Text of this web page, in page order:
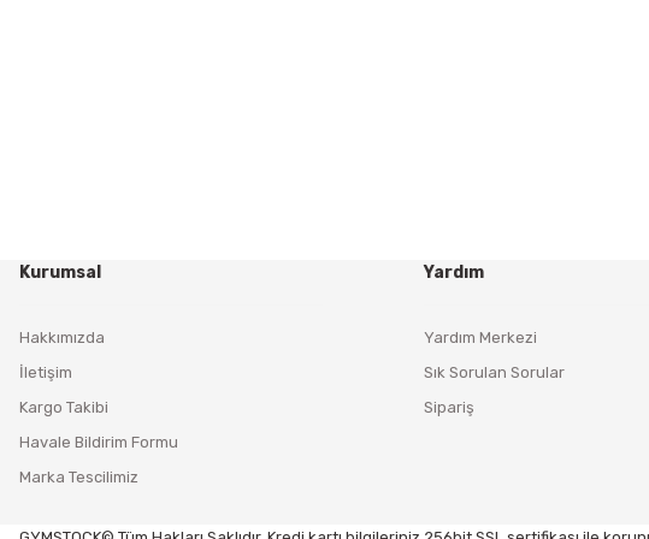
Kurumsal
Hakkımızda
İletişim
Kargo Takibi
Havale Bildirim Formu
Marka Tescilimiz
Yardım
Yardım Merkezi
Sık Sorulan Sorular
Sipariş